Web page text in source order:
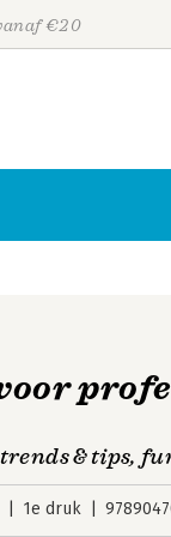
€20
& tips,
1e druk
Personen